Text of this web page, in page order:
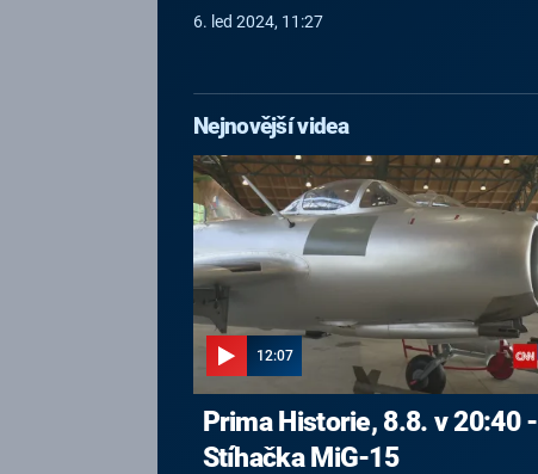
6. led 2024, 11:27
Nejnovější videa
12:07
Prima Historie, 8.8. v 20:40 -
Stíhačka MiG-15